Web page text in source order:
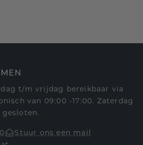
t/m vrijdag bereikbaar via
van 09:00 -17:00. Zaterdag
Stuur ons een mail